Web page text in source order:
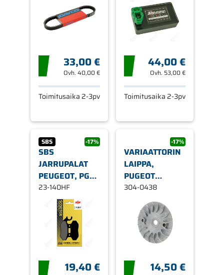
33,00 €
Ovh. 40,00 €
Toimitusaika 2-3pv
4-T, (DC)
44,00 €
Ovh. 53,00 €
Toimitusaika 2-3pv
SBS -17%
SBS
JARRUPALAT
PEUGEOT, PGO,
SYM 23-140HF
23-140HF
19,40 €
-17%
VARIAATTORIN
LAIPPA,
PUGEOT
SPEEDFIGHT 4-
T / SYM 4-T
304-0438
14,50 €